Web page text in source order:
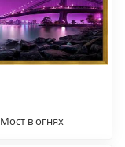
Мост в огнях